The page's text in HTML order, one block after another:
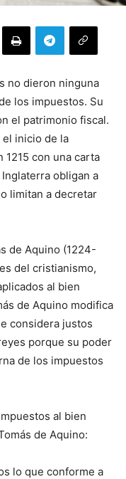
no dieron ninguna
los impuestos. Su
el patrimonio fiscal.
inicio de la
1215 con una carta
obligan a
limitan a decretar
de Aquino (1224-
del cristianismo,
al bien
de Aquino modifica
considera justos
porque su poder
de los impuestos
al bien
de Aquino:
lo que conforme a